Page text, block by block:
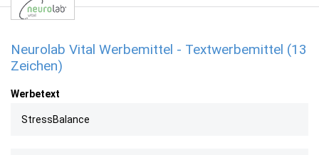
Neurolab Vital Werbemittel - Textwerbemittel (13
Zeichen)
Werbetext
StressBalance